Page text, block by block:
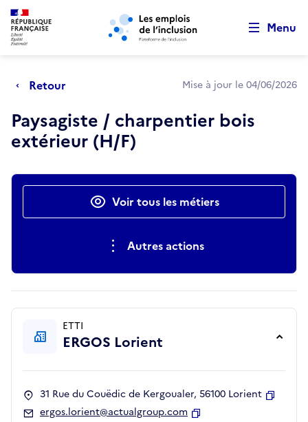
Aller au menu principal Aller au contenu principal
Menu
Retour Mise à jour le 04/06/2026
Paysagiste / charpentier bois
extérieur (H/F)
Actions rapidesVoir tous les métiers
Autres actions
ETTI
ERGOS Lorient
31 Rue du Couëdic de Kergoualer, 56100 Lorient
ergos.lorient@actualgroup.com
Retour au début de la page
Panneau de gestion des cookies